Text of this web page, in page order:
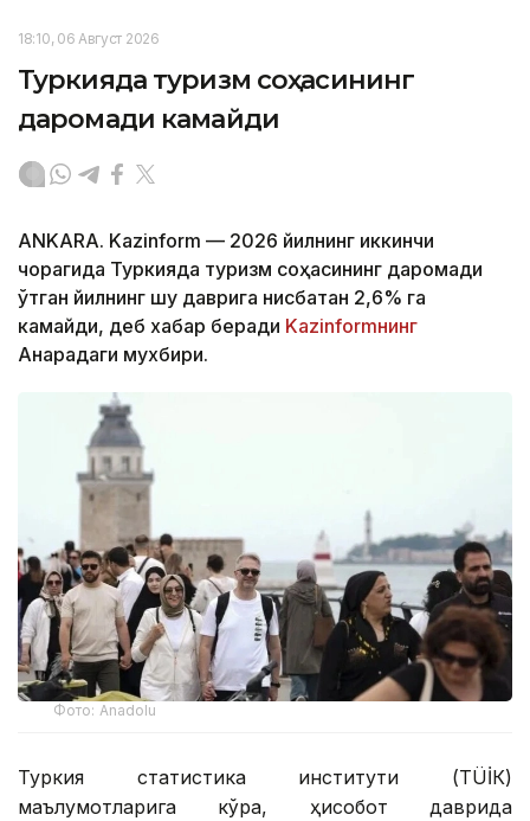
18:10, 06 Август 2026
Туркияда туризм соҳасининг
даромади камайди
ANKARA. Kazinform — 2026 йилнинг иккинчи
чорагида Туркияда туризм соҳасининг даромади
ўтган йилнинг шу даврига нисбатан 2,6% га
камайди, деб хабар беради Kazinformнинг
Анқарадаги мухбири.
Фото: Anadolu
Туркия статистика институти (ТÜİК)
маълумотларига кўра, ҳисобот даврида